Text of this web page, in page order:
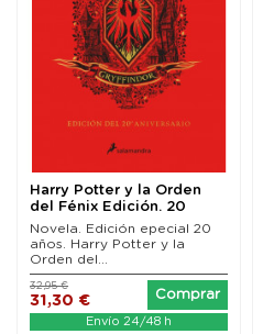
Harry Potter y la Orden
del Fénix Edición. 20
aniversario...
Novela. Edición epecial 20
años. Harry Potter y la
Orden del...
31,30 €
32,95 €
Comprar
Envío 24/48 h